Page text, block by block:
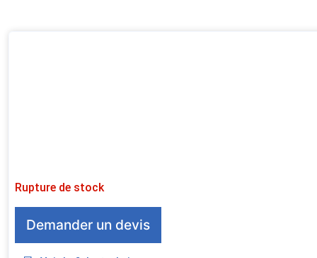
Rupture de stock
Demander un devis